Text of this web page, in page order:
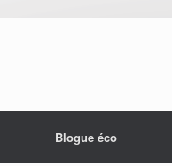
Blogue éco